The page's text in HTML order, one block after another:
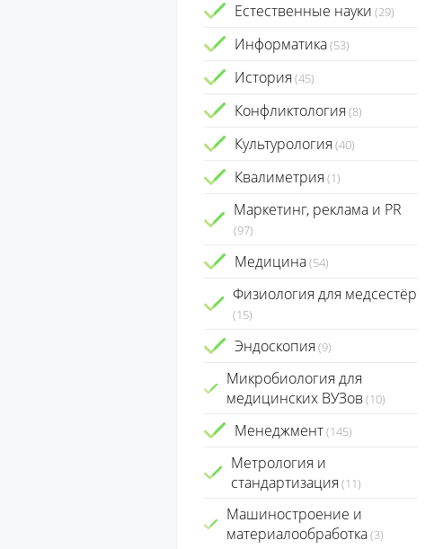
Естественные науки (29)
Информатика(53)
История (45)
Конфликтология (8)
Культурология (40)
Квалиметрия (1)
Маркетинг, реклама и PR
(97)
Медицина(54)
Физиология для медсестёр
(15)
Эндоскопия (9)
Микробиология для
медицинских ВУЗов(10)
Менеджмент(145)
Метрология и
стандартизация (11)
Машиностроение и
материалообработка(3)